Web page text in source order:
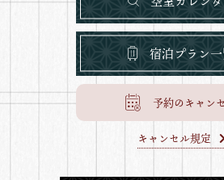
宿泊プラン
予約のキャン
キャンセル規定